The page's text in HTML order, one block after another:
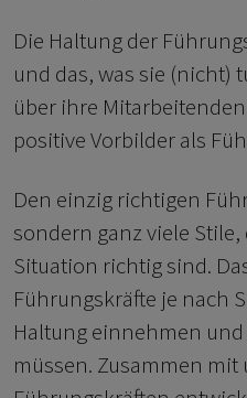
Die Haltung der
und das, was sie (nicht)
über ihre
positive Vorbilder als
Den einzig richtigen
sondern ganz viele
Situation richtig sind.
Führungskräfte je nach
Haltung einnehmen
müssen. Zusammen mit